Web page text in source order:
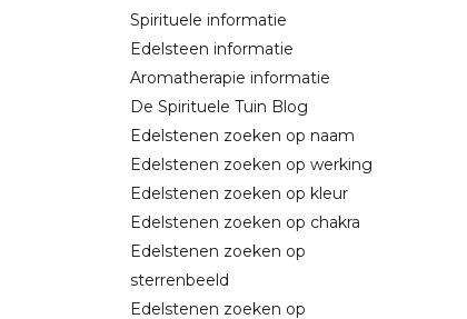
Spirituele informatie
Edelsteen informatie
Aromatherapie informatie
De Spirituele Tuin Blog
Edelstenen zoeken op naam
Edelstenen zoeken op werking
Edelstenen zoeken op kleur
Edelstenen zoeken op chakra
Edelstenen zoeken op
sterrenbeeld
Edelstenen zoeken op